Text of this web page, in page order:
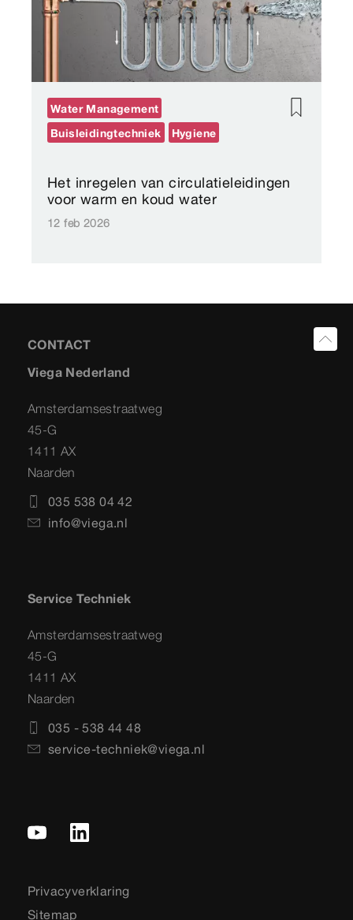
Het inregelen van circulatieleidingen
voor warm en koud water
12 feb 2026
Water Management
Buisleidingtechniek
Hygiene
CONTACT
Viega Nederland
Amsterdamsestraatweg
45-G
1411 AX
Naarden
035 538 04 42
info@viega.nl
Service Techniek
Amsterdamsestraatweg
45-G
1411 AX
Naarden
035 - 538 44 48
service-techniek@viega.nl
Privacyverklaring
Sitemap